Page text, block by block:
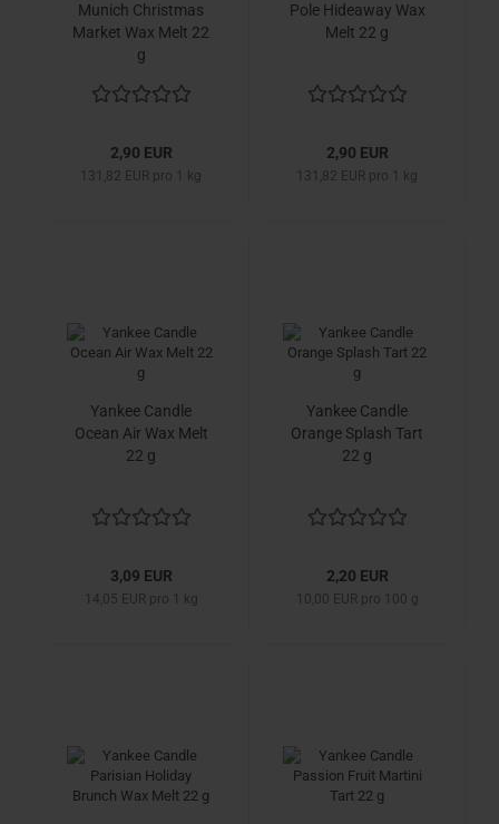
Munich Christmas
Market Wax Melt 22
g
2,90 EUR
131,82 EUR pro 1 kg
Pole Hideaway Wax
Melt 22 g
2,90 EUR
131,82 EUR pro 1 kg
Yankee Candle
Ocean Air Wax Melt
22 g
3,09 EUR
14,05 EUR pro 1 kg
Yankee Candle
Orange Splash Tart
22 g
2,20 EUR
10,00 EUR pro 100 g